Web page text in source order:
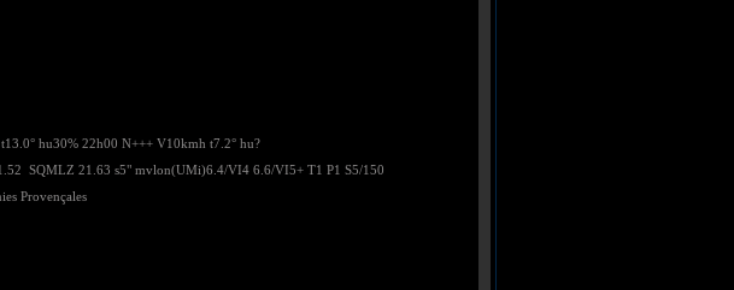
hu30% 22h00 N+++ V10kmh t7.2° hu?
SQMLZ 21.63 s5" mvlon(UMi)6.4/VI4 6.6/VI5+ T1 P1 S5/150
Provençales